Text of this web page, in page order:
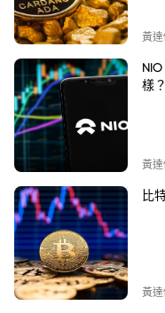
黃
樣？
黃
比
黃